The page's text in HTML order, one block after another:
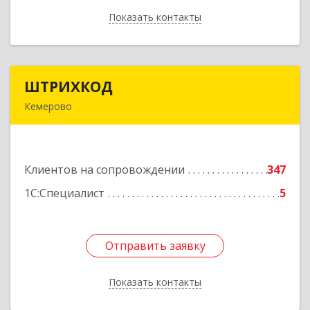
Показать контакты
Назад
ШТРИХКОД
Кемерово
Клиентов на сопровождении
347
1С:Специалист
5
Отправить заявку
Показать контакты
Отправить заявку
Назад